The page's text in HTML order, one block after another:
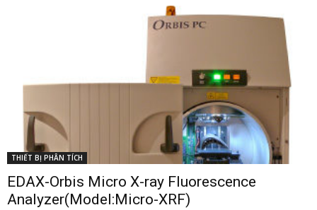
THIẾT BỊ PHÂN TÍCH
EDAX-Orbis Micro X-ray Fluorescence
Analyzer(Model:Micro-XRF)